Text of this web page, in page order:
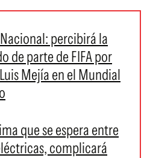
percibirá la
de parte de FIFA por
Mejía en el Mundial
que se espera entre
complicará